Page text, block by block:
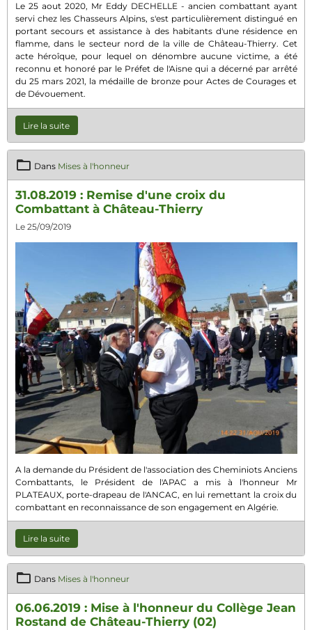
Le 25 aout 2020, Mr Eddy DECHELLE - ancien combattant ayant
servi chez les Chasseurs Alpins, s'est particulièrement distingué en
portant secours et assistance à des habitants d'une résidence en
flamme, dans le secteur nord de la ville de Château-Thierry. Cet
acte héroîque, pour lequel on dénombre aucune victime, a été
reconnu et honoré par le Préfet de l'Aisne qui a décerné par arrêté
du 25 mars 2021, la médaille de bronze pour Actes de Courages et
de Dévouement.
Lire la suite
Dans Mises à l'honneur
31.08.2019 : Remise d'une croix du
Combattant à Château-Thierry
Le 25/09/2019
A la demande du Président de l'association des Cheminiots Anciens
Combattants, le Président de l'APAC a mis à l'honneur Mr
PLATEAUX, porte-drapeau de l'ANCAC, en lui remettant la croix du
combattant en reconnaissance de son engagement en Algérie.
Lire la suite
Dans Mises à l'honneur
06.06.2019 : Mise à l'honneur du Collège Jean
Rostand de Château-Thierry (02)